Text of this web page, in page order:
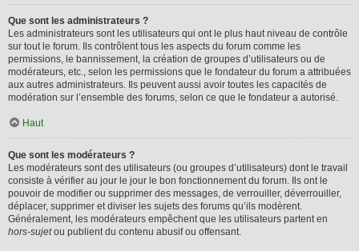
Que sont les administrateurs ?
Les administrateurs sont les utilisateurs qui ont le plus haut niveau de contrôle
sur tout le forum. Ils contrôlent tous les aspects du forum comme les
permissions, le bannissement, la création de groupes d’utilisateurs ou de
modérateurs, etc., selon les permissions que le fondateur du forum a attribuées
aux autres administrateurs. Ils peuvent aussi avoir toutes les capacités de
modération sur l’ensemble des forums, selon ce que le fondateur a autorisé.
Haut
Que sont les modérateurs ?
Les modérateurs sont des utilisateurs (ou groupes d’utilisateurs) dont le travail
consiste à vérifier au jour le jour le bon fonctionnement du forum. Ils ont le
pouvoir de modifier ou supprimer des messages, de verrouiller, déverrouiller,
déplacer, supprimer et diviser les sujets des forums qu’ils modèrent.
Généralement, les modérateurs empêchent que les utilisateurs partent en
hors-sujetou publient du contenu abusif ou offensant.